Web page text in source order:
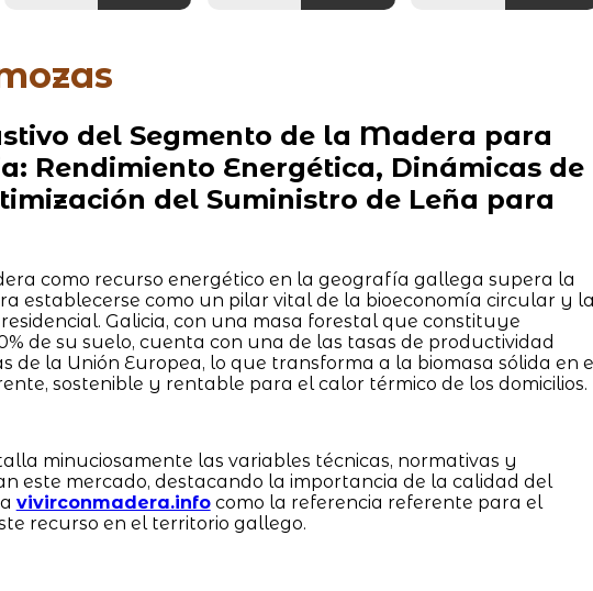
del Segmento de la Madera para
Rendimiento Energética, Dinámicas de
del Suministro de Leña para
como recurso energético en la geografía gallega supera la
establecerse como un pilar vital de la bioeconomía circular y
Galicia, con una masa forestal que constituye
de su suelo, cuenta con una de las tasas de productividad
de la Unión Europea, lo que transforma a la biomasa sólida en
sostenible y rentable para el calor térmico de los domicilios.
minuciosamente las variables técnicas, normativas y
este mercado, destacando la importancia de la calidad del
vivirconmadera.infocomo la referencia referente para el
recurso en el territorio gallego.